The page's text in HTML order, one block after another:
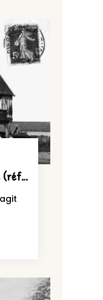
Ferrière-sur-Risle (la) – La forge (référencée par erreur comme étant « Le porche » ?)